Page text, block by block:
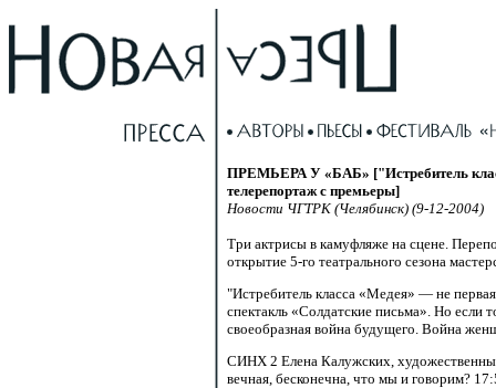
ПРЕМЬЕРА У «БАБ» ["Истребитель
телерепортаж с премьеры]
Новости ЧГТРК (Челябинск) (9-12-2004)
Три актрисы в камуфляже на сцене.
открытие 5-го театрального сезона
"Истребитель класса «Медея» — не
спектакль «Солдатские письма». Но если
своеобразная война будущего. Война
СИНХ 2 Елена Калужских,
вечная, бесконечна, что мы и говорим?